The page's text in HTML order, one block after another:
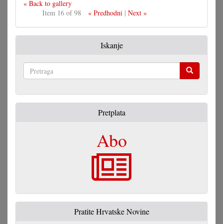
« Back to gallery
Item 16 of 98
« Predhodni| Next »
Iskanje
Pretplata
Abo
Pratite Hrvatske Novine